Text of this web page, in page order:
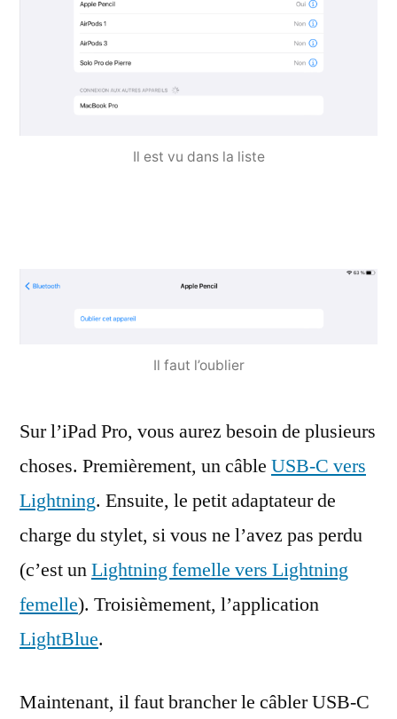
Il est vu dans la liste
Il faut l’oublier
Sur l’iPad Pro, vous aurez besoin de plusieurs
choses. Premièrement, un câble USB-C vers
Lightning. Ensuite, le petit adaptateur de
charge du stylet, si vous ne l’avez pas perdu
(c’est unLightning femelle vers Lightning
femelle). Troisièmement, l’application
LightBlue.
Maintenant, il faut brancher le câbler USB-C